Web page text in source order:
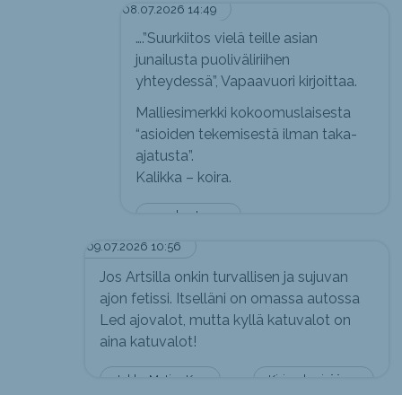
08.07.2026 14:49
sepekantonen
….”Suurkiitos vielä teille asian
junailusta puoliväliriihen
yhteydessä”, Vapaavuori kirjoittaa.
Malliesimerkki kokoomuslaisesta
“asioiden tekemisestä ilman taka-
ajatusta”.
Kalikka – koira.
09.07.2026 10:56
Jos Artsilla onkin turvallisen ja sujuvan
ajon fetissi. Itselläni on omassa autossa
Led ajovalot, mutta kyllä katuvalot on
aina katuvalot!